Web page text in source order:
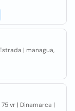
| managua,
vr | Dinamarca |